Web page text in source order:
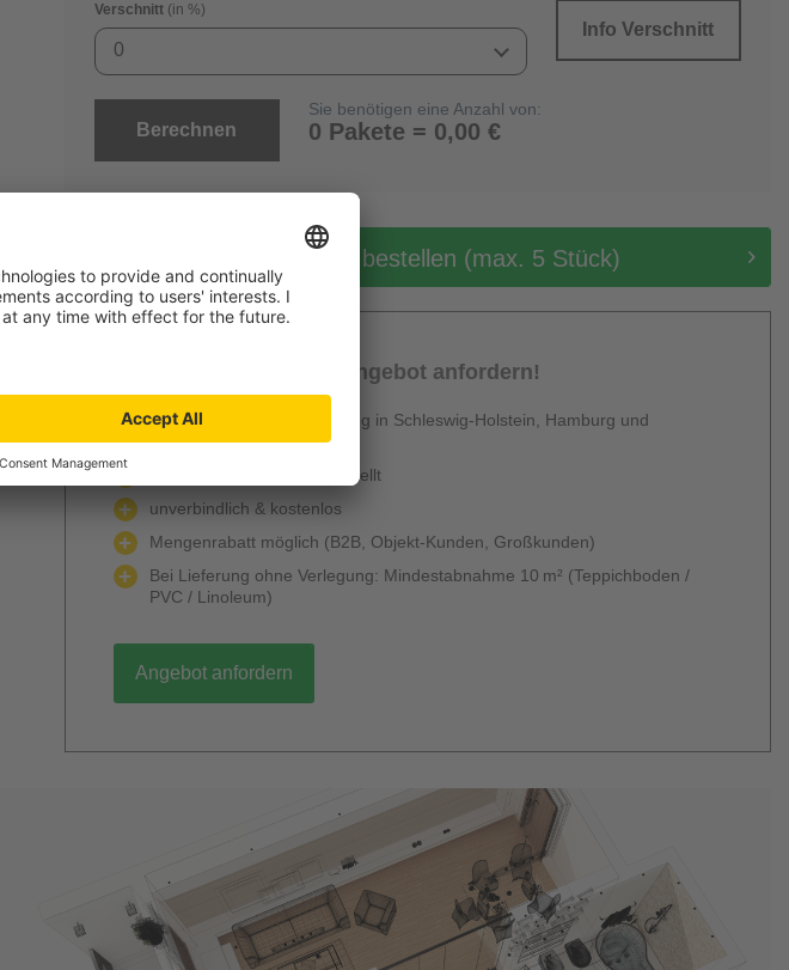
Verschnitt (in %)
0
Info Verschnitt
Berechnen
Sie benötigen eine Anzahl von:
0 Pakete = 0,00 €
gratis Muster bestellen (max. 5 Stück)
Jetzt Ihr persönliches Angebot anfordern!
Verlegung und Dienstleistung in Schleswig-Holstein, Hamburg und
Niedersachsen
Angebot wird kurzfristig erstellt
unverbindlich & kostenlos
Mengenrabatt möglich (B2B, Objekt-Kunden, Großkunden)
Bei Lieferung ohne Verlegung: Mindestabnahme 10 m² (Teppichboden /
PVC / Linoleum)
Angebot anfordern